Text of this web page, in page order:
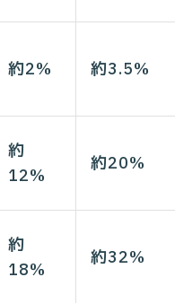
約2% 約3.5%
約
12%
約20%
約
18%
約32%